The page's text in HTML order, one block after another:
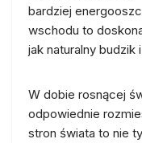
bardziej
wschodu to
jak naturalny budzik
W dobie rosnącej
odpowiednie
stron świata to nie